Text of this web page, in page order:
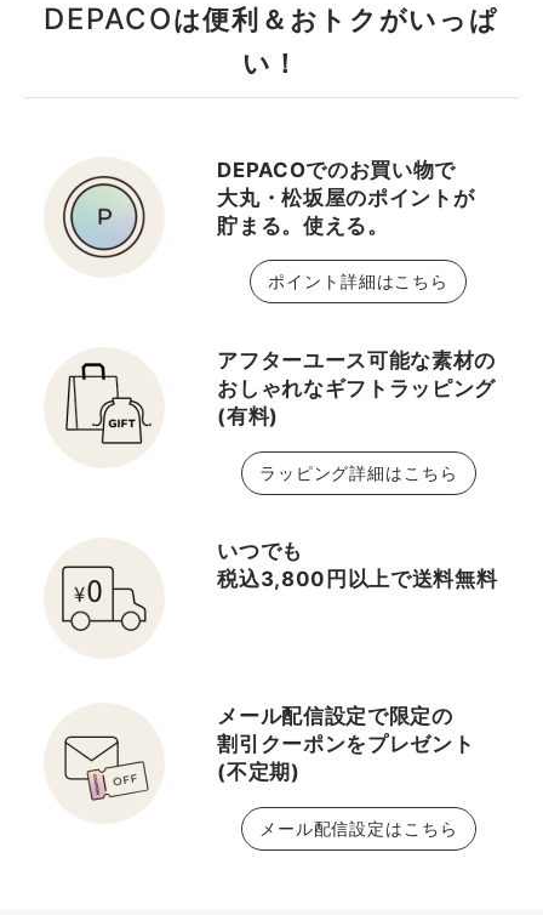
DEPACOは便利＆おトクがいっぱ
い！
DEPACOでのお買い物で
大丸・松坂屋のポイントが
貯まる。使える。
ポイント詳細はこちら
アフターユース可能な素材の
おしゃれなギフトラッピング
(有料)
ラッピング詳細はこちら
いつでも
税込3,800円以上で送料無料
メール配信設定で限定の
割引クーポンをプレゼント
(不定期)
メール配信設定はこちら